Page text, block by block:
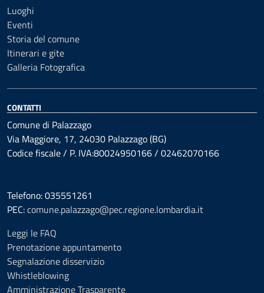
Luoghi
Eventi
Storia del comune
Itinerari e gite
Galleria Fotografica
CONTATTI
Comune di Palazzago
Via Maggiore, 17, 24030 Palazzago (BG)
Codice fiscale / P. IVA:80024950166 / 02462070166
Telefono: 035551261
PEC:comune.palazzago@pec.regione.lombardia.it
Leggi le FAQ
Prenotazione appuntamento
Segnalazione disservizio
Whistleblowing
Amministrazione Trasparente